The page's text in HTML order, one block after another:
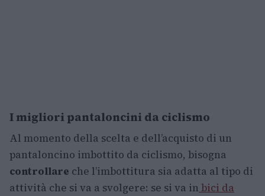
I migliori pantaloncini da ciclismo
Al momento della scelta e dell’acquisto di un
pantaloncino imbottito da ciclismo, bisogna
controllare che l’imbottitura sia adatta al tipo di
attività che si va a svolgere: se si va in bici da